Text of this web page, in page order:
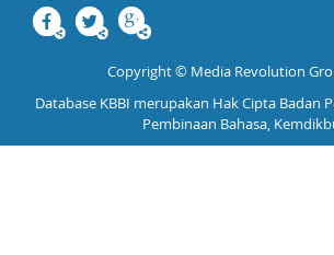
Copyright © Media Revolution
Database KBBI merupakan Hak Cipta Badan
Pembinaan Bahasa,